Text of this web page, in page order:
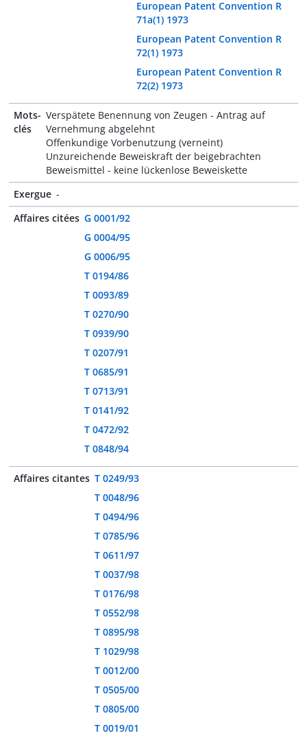
European Patent Convention R
71a(1) 1973
European Patent Convention R
72(1) 1973
European Patent Convention R
72(2) 1973
Mots-
clés
Verspätete Benennung von Zeugen - Antrag auf
Vernehmung abgelehnt
Offenkundige Vorbenutzung (verneint)
Unzureichende Beweiskraft der beigebrachten
Beweismittel - keine lückenlose Beweiskette
Exergue -
Affaires citées G 0001/92
G 0004/95
G 0006/95
T 0194/86
T 0093/89
T 0270/90
T 0939/90
T 0207/91
T 0685/91
T 0713/91
T 0141/92
T 0472/92
T 0848/94
Affaires citantes T 0249/93
T 0048/96
T 0494/96
T 0785/96
T 0611/97
T 0037/98
T 0176/98
T 0552/98
T 0895/98
T 1029/98
T 0012/00
T 0505/00
T 0805/00
T 0019/01